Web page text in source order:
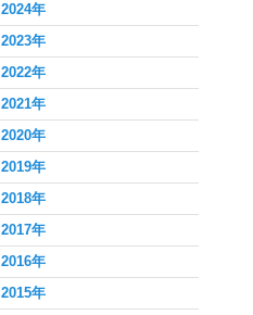
2024年
2023年
2022年
2021年
2020年
2019年
2018年
2017年
2016年
2015年